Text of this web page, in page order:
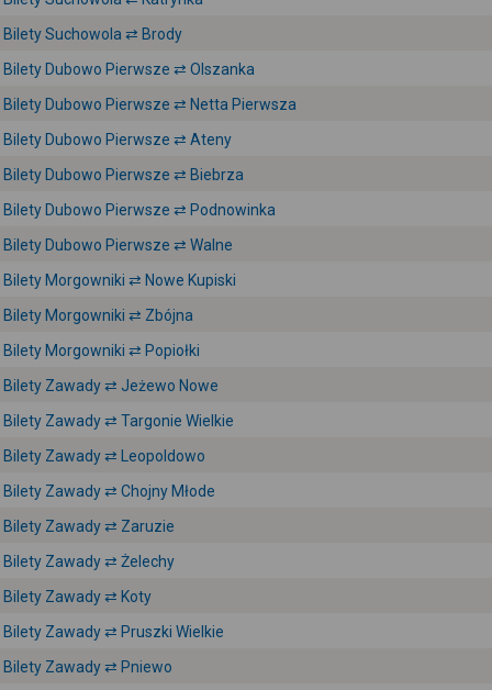
Bilety Suchowola ⇄ Brody
Bilety Dubowo Pierwsze ⇄ Olszanka
Bilety Dubowo Pierwsze ⇄ Netta Pierwsza
Bilety Dubowo Pierwsze ⇄ Ateny
Bilety Dubowo Pierwsze ⇄ Biebrza
Bilety Dubowo Pierwsze ⇄ Podnowinka
Bilety Dubowo Pierwsze ⇄ Walne
Bilety Morgowniki ⇄ Nowe Kupiski
Bilety Morgowniki ⇄ Zbójna
Bilety Morgowniki ⇄ Popiołki
Bilety Zawady ⇄ Jeżewo Nowe
Bilety Zawady ⇄ Targonie Wielkie
Bilety Zawady ⇄ Leopoldowo
Bilety Zawady ⇄ Chojny Młode
Bilety Zawady ⇄ Zaruzie
Bilety Zawady ⇄ Żelechy
Bilety Zawady ⇄ Koty
Bilety Zawady ⇄ Pruszki Wielkie
Bilety Zawady ⇄ Pniewo